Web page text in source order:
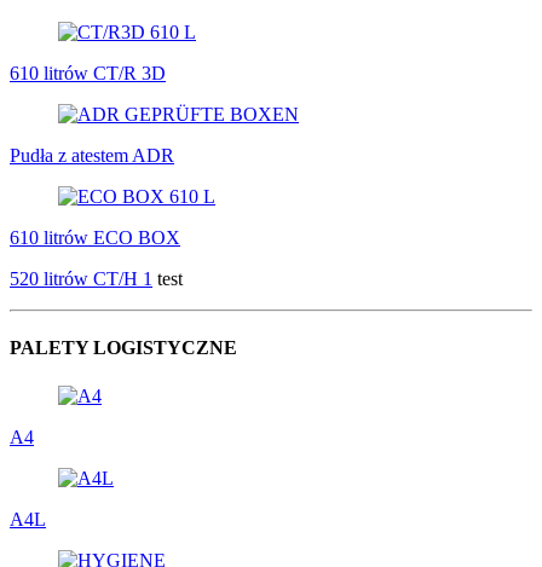
610 litrów CT/R 3D
Pudła z atestem ADR
610 litrów ECO BOX
520 litrów CT/H 1 test
PALETY LOGISTYCZNE
A4
A4L